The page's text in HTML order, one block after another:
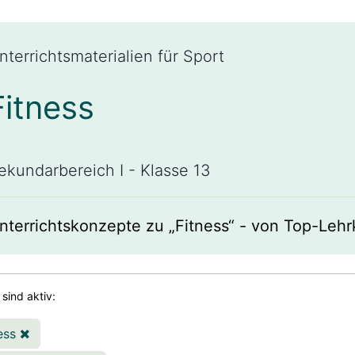
für Sport
I - Klasse 13
zu „Fitness“ - von Top-
aktiv: